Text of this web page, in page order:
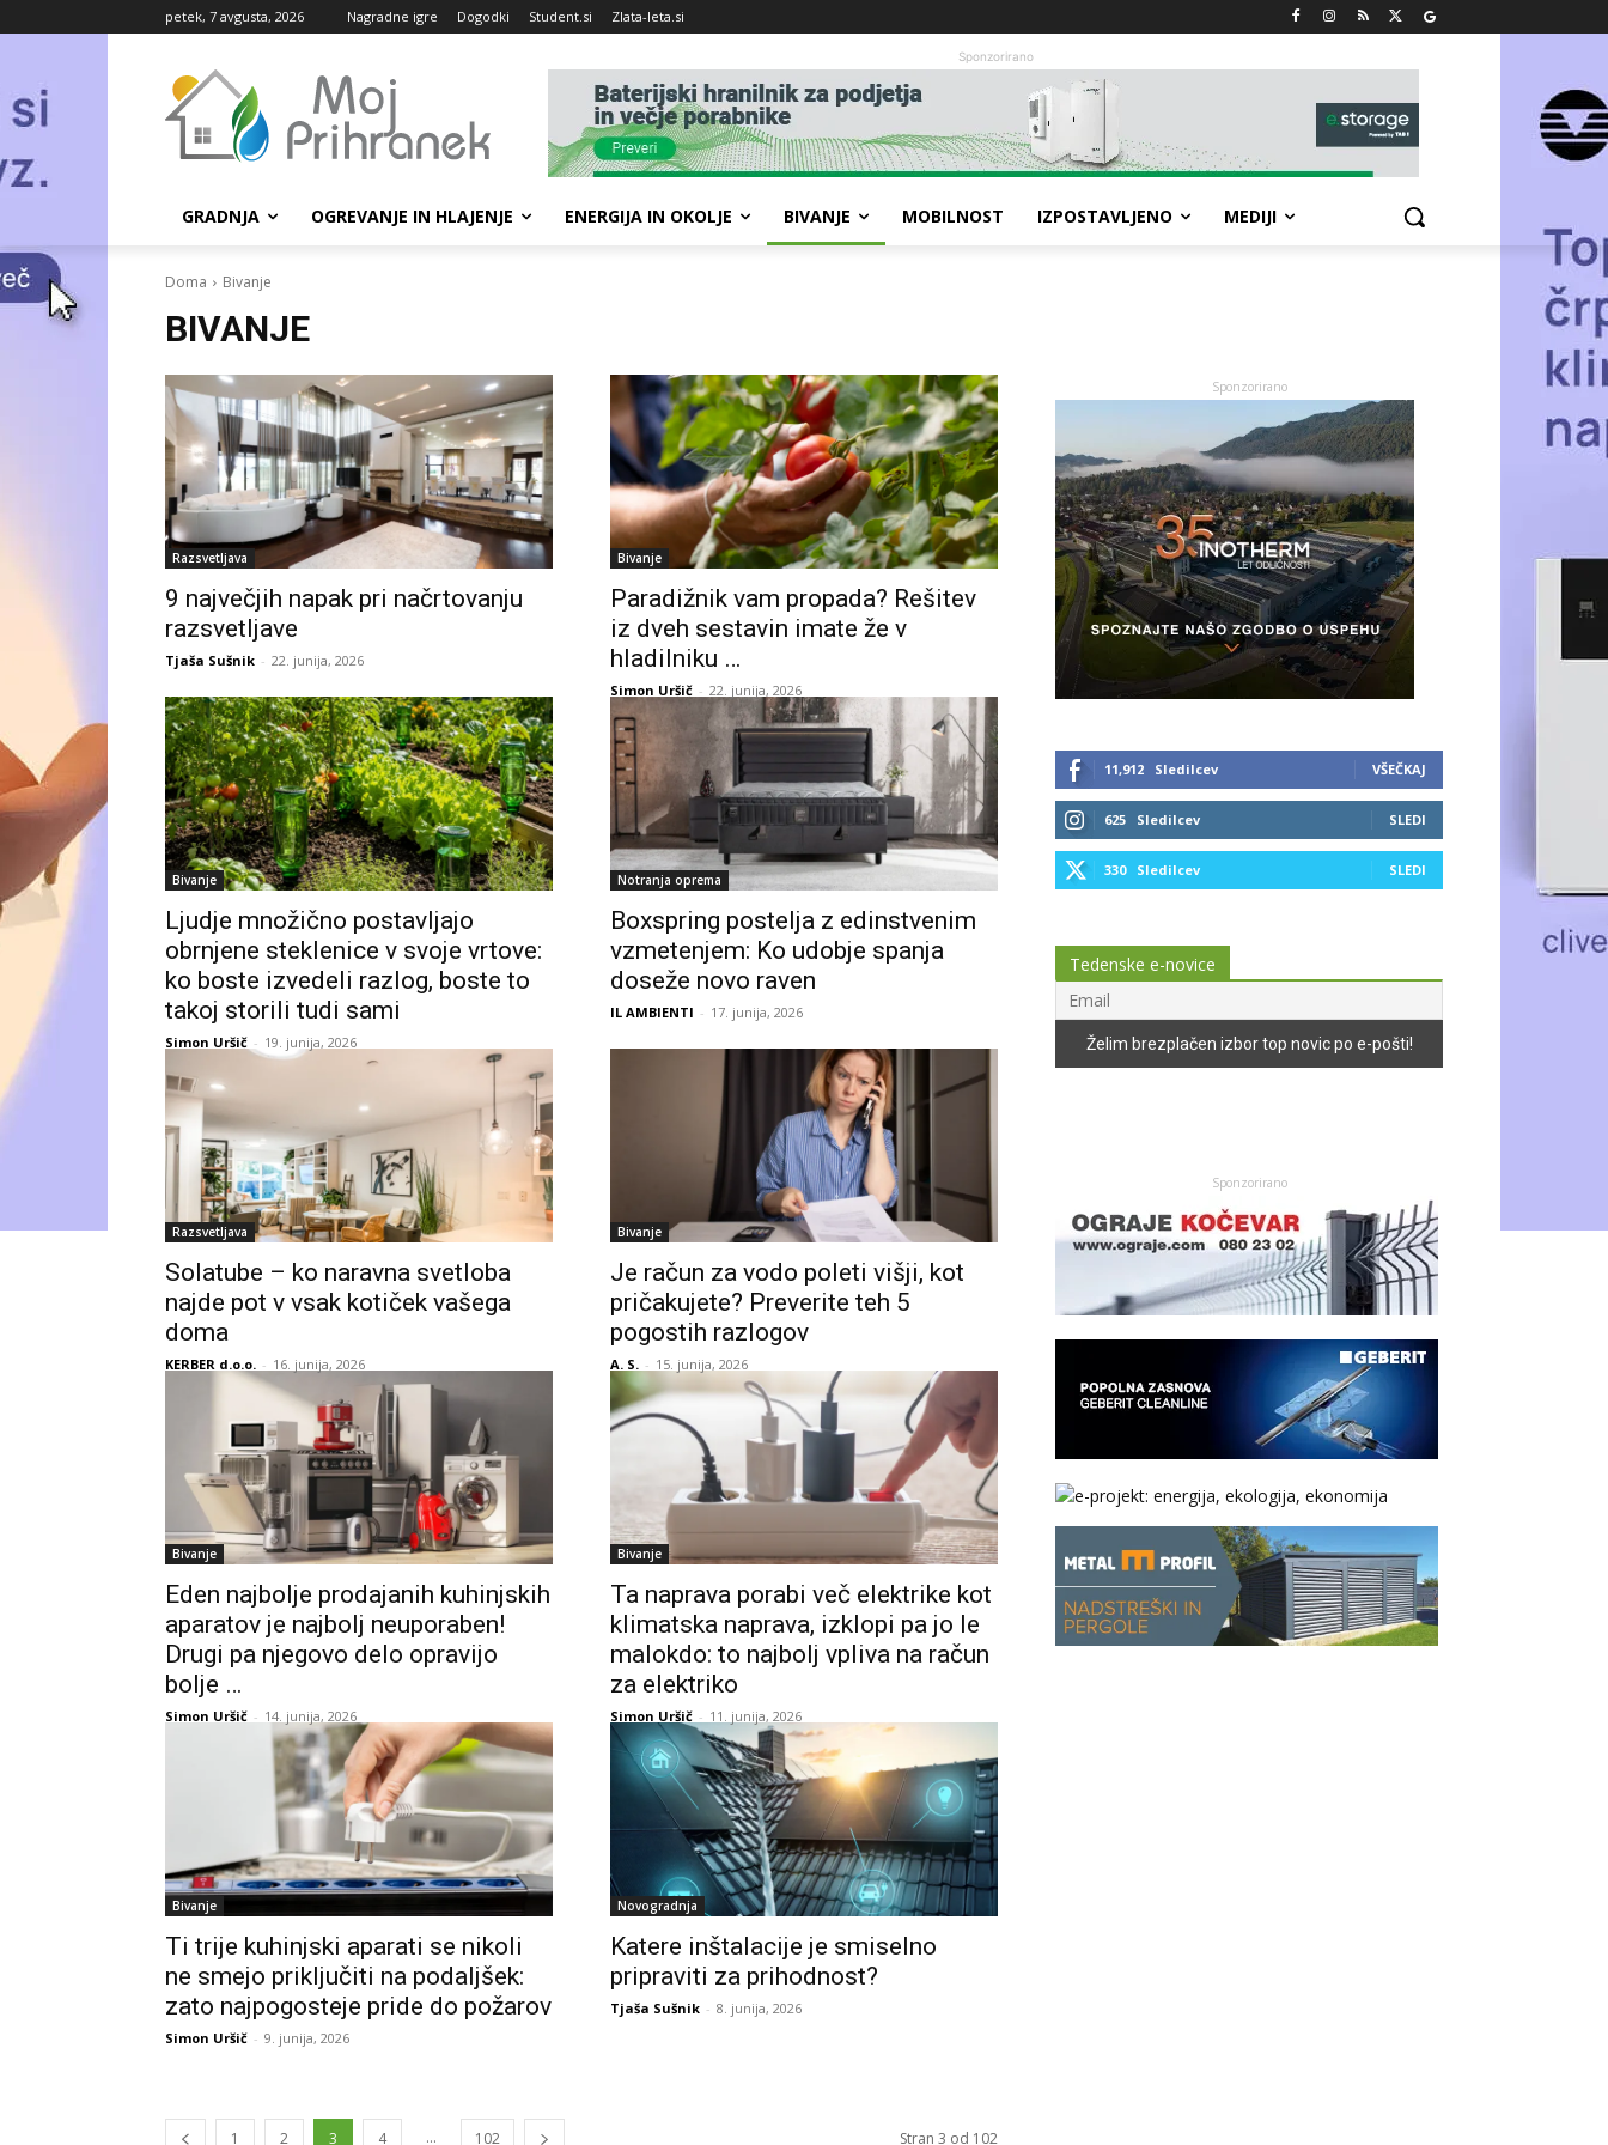
petek, 7 avgusta, 2026 Nagradne igre Dogodki Student.si Zlata-leta.si
Sponzorirano
GRADNJA OGREVANJE IN HLAJENJE ENERGIJA IN OKOLJE BIVANJE MOBILNOST IZPOSTAVLJENO MEDIJI
Doma Bivanje
BIVANJE
Razsvetljava
9 največjih napak pri načrtovanju
razsvetljave
Tjaša Sušnik - 22. junija, 2026
Bivanje
Paradižnik vam propada? Rešitev
iz dveh sestavin imate že v
hladilniku …
Simon Uršič - 22. junija, 2026
Bivanje
Ljudje množično postavljajo
obrnjene steklenice v svoje vrtove:
ko boste izvedeli razlog, boste to
takoj storili tudi sami
Simon Uršič - 19. junija, 2026
Notranja oprema
Boxspring postelja z edinstvenim
vzmetenjem: Ko udobje spanja
doseže novo raven
IL AMBIENTI - 17. junija, 2026
Razsvetljava
Solatube – ko naravna svetloba
najde pot v vsak kotiček vašega
doma
KERBER d.o.o. - 16. junija, 2026
Bivanje
Je račun za vodo poleti višji, kot
pričakujete? Preverite teh 5
pogostih razlogov
A. S. - 15. junija, 2026
Bivanje
Eden najbolje prodajanih kuhinjskih
aparatov je najbolj neuporaben!
Drugi pa njegovo delo opravijo
bolje …
Simon Uršič - 14. junija, 2026
Bivanje
Ta naprava porabi več elektrike kot
klimatska naprava, izklopi pa jo le
malokdo: to najbolj vpliva na račun
za elektriko
Simon Uršič - 11. junija, 2026
Bivanje
Ti trije kuhinjski aparati se nikoli
ne smejo priključiti na podaljšek:
zato najpogosteje pride do požarov
Simon Uršič - 9. junija, 2026
Novogradnja
Katere inštalacije je smiselno
pripraviti za prihodnost?
Tjaša Sušnik - 8. junija, 2026
1 2 3 4 ... 102 Stran 3 od 102
Sponzorirano
11,912 Sledilcev VŠEČKAJ
625 Sledilcev SLEDI
330 Sledilcev SLEDI
Tedenske e-novice
Sponzorirano